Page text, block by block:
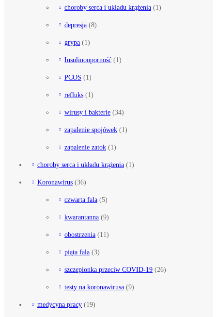
choroby serca i układu krążenia (1)
depresja (8)
grypa (1)
Insulinooporność (1)
PCOS (1)
refluks (1)
wirusy i bakterie (34)
zapalenie spojówek (1)
zapalenie zatok (1)
choroby serca i układu krążenia (1)
Koronawirus (36)
czwarta fala (5)
kwarantanna (9)
obostrzenia (11)
piąta fala (3)
szczepionka przeciw COVID-19 (26)
testy na koronawirusa (9)
medycyna pracy (19)